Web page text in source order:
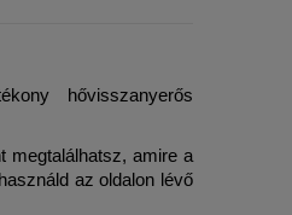
hővisszanyerős
megtalálhatsz, amire a
az oldalon lévő